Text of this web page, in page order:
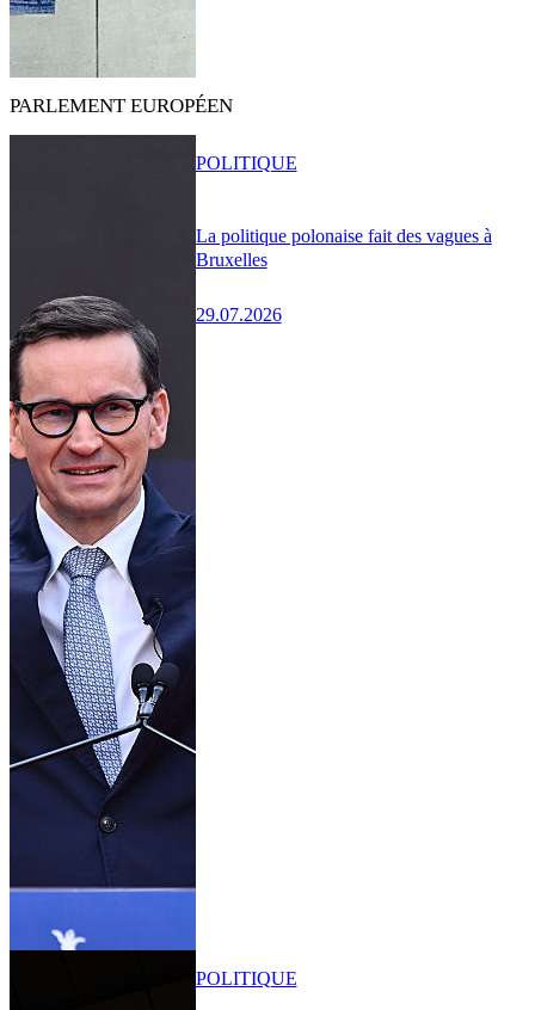
PARLEMENT EUROPÉEN
La politique polonaise fait des vagues à
Bruxelles
29.07.2026
POLITIQUE
POLITIQUE